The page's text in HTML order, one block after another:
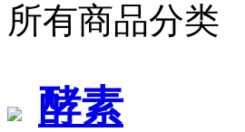
所有商品分类
酵素